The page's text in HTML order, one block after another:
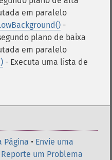
em paralelo
-
plano de baixa
em paralelo
- Executa uma lista de
Página • Envie uma
Reporte um Problema